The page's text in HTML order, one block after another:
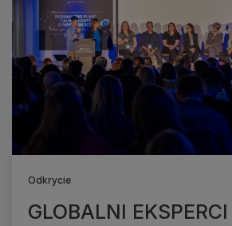
Odkrycie
GLOBALNI EKSPERCI